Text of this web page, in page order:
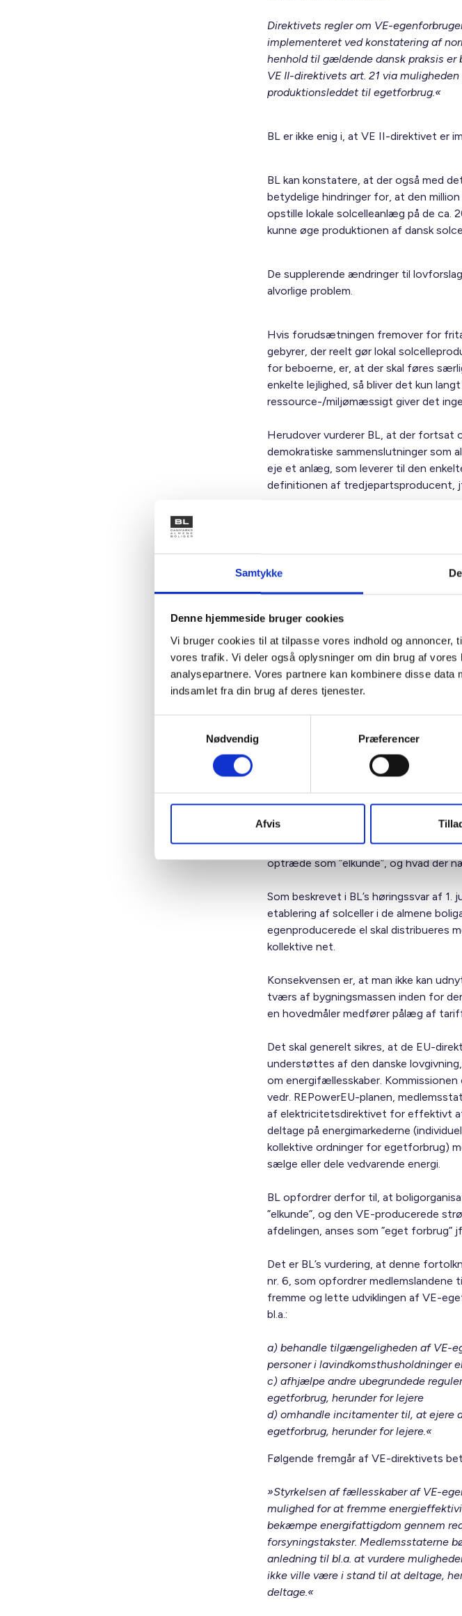
Samtykke
Denne hjemmeside bruger cookies
Vi bruger cookies til at tilpasse vores indhold og
vores trafik. Vi deler også oplysninger om din brug af
analysepartnere. Vores partnere kan kombinere disse
indsamlet fra din brug af deres tjenester.
Nødvendig
Præferencer
Afvis
Direktivets regler om VE-
implementeret ved konstatering af
henhold til gældende dansk praksis
VE II-direktivets art. 21 via
produktionsleddet til egetforbrug.«
BL er ikke enig i, at VE II-direktivet er
BL kan konstatere, at der også med
betydelige hindringer for, at den
opstille lokale solcelleanlæg på de ca.
kunne øge produktionen af dansk
De supplerende ændringer til
alvorlige problem.
Hvis forudsætningen fremover for
gebyrer, der reelt gør lokal
for beboerne, er, at der skal føres
enkelte lejlighed, så bliver det kun
ressource-/miljømæssigt giver det
Herudover vurderer BL, at der fortsat
demokratiske sammenslutninger som
eje et anlæg, som leverer til den
definitionen af tredjepartsproducent,
eksisterende net uden fordyrende
egenproducerede el. Dette vil ikke
Herudover står samfundet overfor en
kommende år, og med øget lokal VE-
med en bedre kapacitetsudnyttelse,
oplades af lokalt placerede
ligestilling med individuelle ejerboliger.
I den almene sektor er der store
den grønne omstilling via lokal
oplagt at bruge de store tagarealer på
producere grøn strøm via solceller.
Manglende definitioner
implementeres i den danske
og ”fællesskab af VE-
optræde som ”elkunde”, og hvad der
Som beskrevet i BL’s høringssvar af
etablering af solceller i de almene
egenproducerede el skal distribueres
kollektive net.
Konsekvensen er, at man ikke kan
tværs af bygningsmassen inden for
en hovedmåler medfører pålæg af
Det skal generelt sikres, at de EU-
understøttes af den danske
om energifællesskaber.
vedr. REPowerEU-planen,
af elektricitetsdirektivet for effektivt
deltage på energimarkederne
kollektive ordninger for egetforbrug)
sælge eller dele vedvarende energi.
BL opfordrer derfor til, at
”elkunde”, og den VE-producerede
afdelingen, anses som ”eget forbrug”
Det er BL’s vurdering, at denne
nr. 6, som opfordrer
fremme og lette udviklingen af VE-
bl.a.:
a) behandle tilgængeligheden af VE-
personer i lavindkomsthusholdninger
c) afhjælpe andre ubegrundede
egetforbrug, herunder for lejere
d) omhandle incitamenter til, at ejere
egetforbrug, herunder for lejere.«
Følgende fremgår af VE-direktivets
»Styrkelsen af fællesskaber af VE-
mulighed for at fremme
bekæmpe energifattigdom gennem
forsyningstakster. Medlemsstaterne
anledning til bl.a. at vurdere
ikke ville være i stand til at deltage,
deltage.«